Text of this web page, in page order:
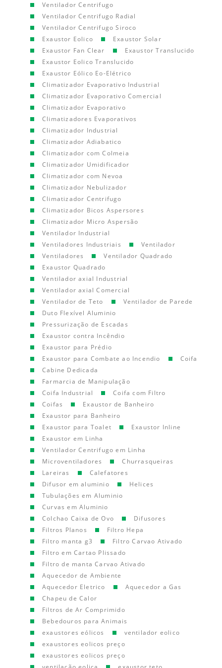
Ventilador Centrifugo
Ventilador Centrifugo Radial
Ventilador Centrifugo Siroco
Exaustor Eolico
Exaustor Solar
Exaustor Fan Clear
Exaustor Translucido
Exaustor Eolico Translucido
Exaustor Eólico Eo-Elétrico
Climatizador Evaporativo Industrial
Climatizador Evaporativo Comercial
Climatizador Evaporativo
Climatizadores Evaporativos
Climatizador Industrial
Climatizador Adiabatico
Climatizador com Colmeia
Climatizador Umidificador
Climatizador com Nevoa
Climatizador Nebulizador
Climatizador Centrifugo
Climatizador Bicos Aspersores
Climatizador Micro Aspersão
Ventilador Industrial
Ventiladores Industriais
Ventilador
Ventiladores
Ventilador Quadrado
Exaustor Quadrado
Ventilador axial Industrial
Ventilador axial Comercial
Ventilador de Teto
Ventilador de Parede
Duto Flexível Aluminio
Pressurização de Escadas
Exaustor contra Incêndio
Exaustor para Prédio
Exaustor para Combate ao Incendio
Coifa
Cabine Dedicada
Farmarcia de Manipulação
Coifa Industrial
Coifa com Filtro
Coifas
Exaustor de Banheiro
Exaustor para Banheiro
Exaustor para Toalet
Exaustor Inline
Exaustor em Linha
Ventilador Centrifugo em Linha
Microventiladores
Churrasqueiras
Lareiras
Calefatores
Difusor em aluminio
Helices
Tubulações em Aluminio
Curvas em Aluminio
Colchao Caixa de Ovo
Difusores
Filtros Planos
Filtro Hepa
Filtro manta g3
Filtro Carvao Ativado
Filtro em Cartao Plissado
Filtro de manta Carvao Ativado
Aquecedor de Ambiente
Aquecedor Eletrico
Aquecedor a Gas
Chapeu de Calor
Filtros de Ar Comprimido
Bebedouros para Animais
exaustores eólicos
ventilador eolico
exaustores eolicos preço
exaustores eolicos preço